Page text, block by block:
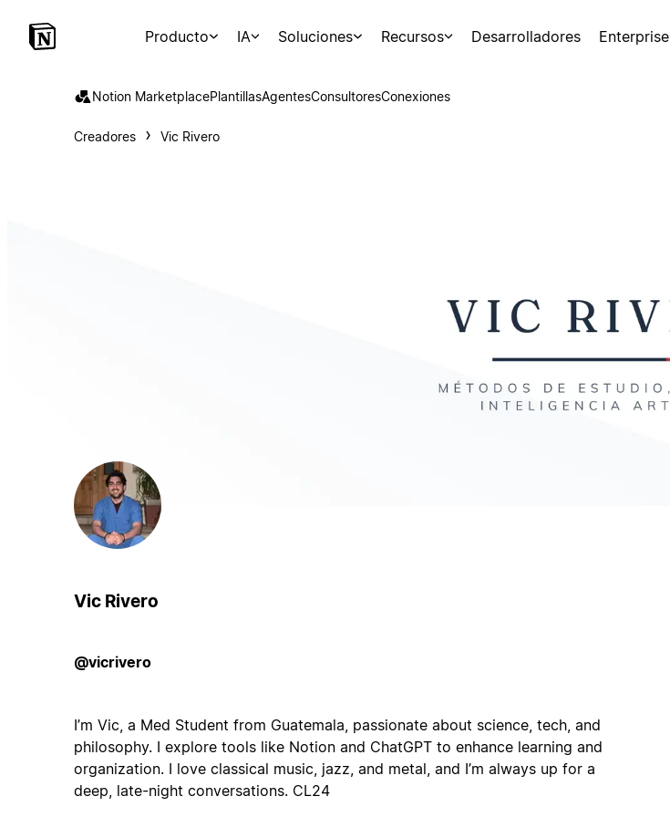
Producto IA Soluciones Recursos Desarrolladores Enterprise
Notion MarketplacePlantillasAgentesConsultoresConexiones
Creadores Vic Rivero
Vic Rivero
@vicrivero
I’m Vic, a Med Student from Guatemala, passionate about science, tech, and
philosophy. I explore tools like Notion and ChatGPT to enhance learning and
organization. I love classical music, jazz, and metal, and I’m always up for a
deep, late-night conversations. CL24